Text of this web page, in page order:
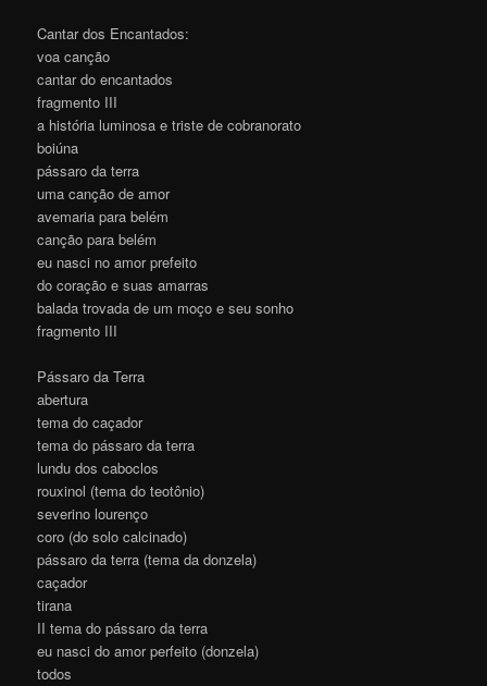
Cantar dos Encantados:
voa canção
cantar do encantados
fragmento III
a história luminosa e triste de cobranorato
boiúna
pássaro da terra
uma canção de amor
avemaria para belém
canção para belém
eu nasci no amor prefeito
do coração e suas amarras
balada trovada de um moço e seu sonho
fragmento III
Pássaro da Terra
abertura
tema do caçador
tema do pássaro da terra
lundu dos caboclos
rouxinol (tema do teotônio)
severino lourenço
coro (do solo calcinado)
pássaro da terra (tema da donzela)
caçador
tirana
II tema do pássaro da terra
eu nasci do amor perfeito (donzela)
todos